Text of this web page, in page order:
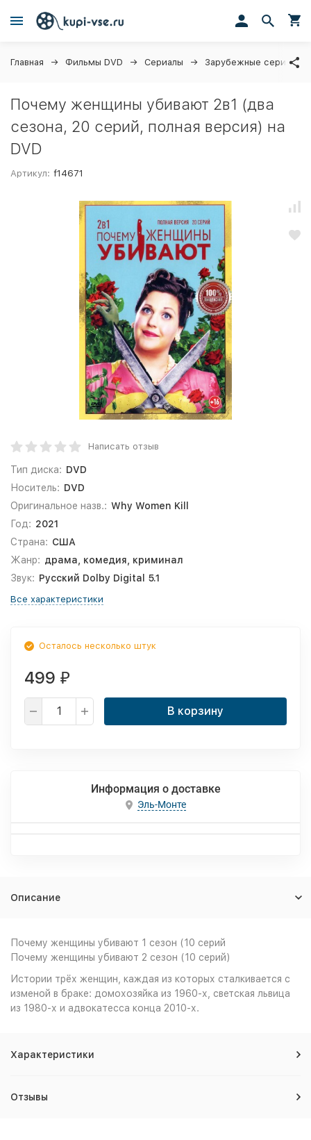
Главная Фильмы DVD Сериалы Зарубежные сериалы
Почему женщины убивают 2в1 (два
сезона, 20 серий, полная версия) на
DVD
Артикул: f14671
Написать отзыв
Тип диска: DVD
Носитель: DVD
Оригинальное назв.: Why Women Kill
Год: 2021
Страна: США
Жанр: драма, комедия, криминал
Звук: Русский Dolby Digital 5.1
Все характеристики
Осталось несколько штук
499 ₽
В корзину
Информация о доставке
Эль-Монте
Описание
Почему женщины убивают 1 сезон (10 серий
Почему женщины убивают 2 сезон (10 серий)
Истории трёх женщин, каждая из которых сталкивается с
изменой в браке: домохозяйка из 1960-х, светская львица
из 1980-х и адвокатесса конца 2010-х.
Характеристики
Отзывы